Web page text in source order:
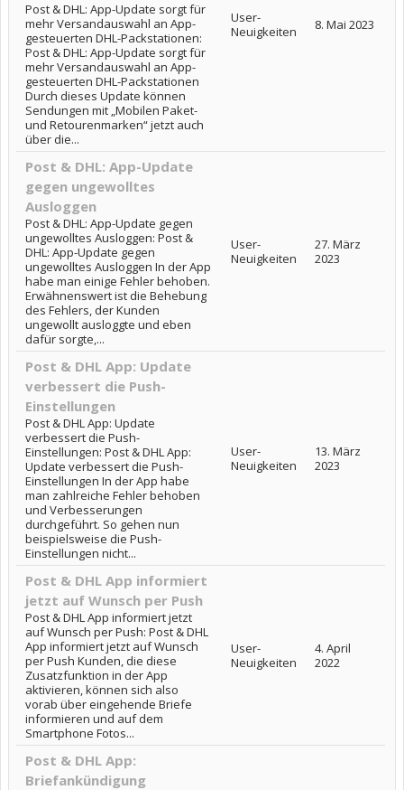
Post & DHL: App-Update sorgt für
mehr Versandauswahl an App-
gesteuerten DHL-Packstationen:
Post & DHL: App-Update sorgt für
mehr Versandauswahl an App-
gesteuerten DHL-Packstationen
Durch dieses Update können
Sendungen mit „Mobilen Paket-
und Retourenmarken“ jetzt auch
über die...
User-
Neuigkeiten
8. Mai 2023
Post & DHL: App-Update
gegen ungewolltes
Ausloggen
Post & DHL: App-Update gegen
ungewolltes Ausloggen: Post &
DHL: App-Update gegen
ungewolltes Ausloggen In der App
habe man einige Fehler behoben.
Erwähnenswert ist die Behebung
des Fehlers, der Kunden
ungewollt ausloggte und eben
dafür sorgte,...
User-
Neuigkeiten
27. März
2023
Post & DHL App: Update
verbessert die Push-
Einstellungen
Post & DHL App: Update
verbessert die Push-
Einstellungen: Post & DHL App:
Update verbessert die Push-
Einstellungen In der App habe
man zahlreiche Fehler behoben
und Verbesserungen
durchgeführt. So gehen nun
beispielsweise die Push-
Einstellungen nicht...
User-
Neuigkeiten
13. März
2023
Post & DHL App informiert
jetzt auf Wunsch per Push
Post & DHL App informiert jetzt
auf Wunsch per Push: Post & DHL
App informiert jetzt auf Wunsch
per Push Kunden, die diese
Zusatzfunktion in der App
aktivieren, können sich also
vorab über eingehende Briefe
informieren und auf dem
Smartphone Fotos...
User-
Neuigkeiten
4. April
2022
Post & DHL App:
Briefankündigung